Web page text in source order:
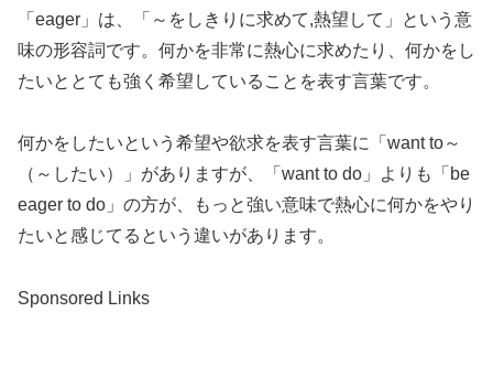
「eager」は、「～をしきりに求めて,熱望して」という意
味の形容詞です。何かを非常に熱心に求めたり、何かをし
たいととても強く希望していることを表す言葉です。
何かをしたいという希望や欲求を表す言葉に「want to～
（～したい）」がありますが、「want to do」よりも「be
eager to do」の方が、もっと強い意味で熱心に何かをやり
たいと感じてるという違いがあります。
Sponsored Links